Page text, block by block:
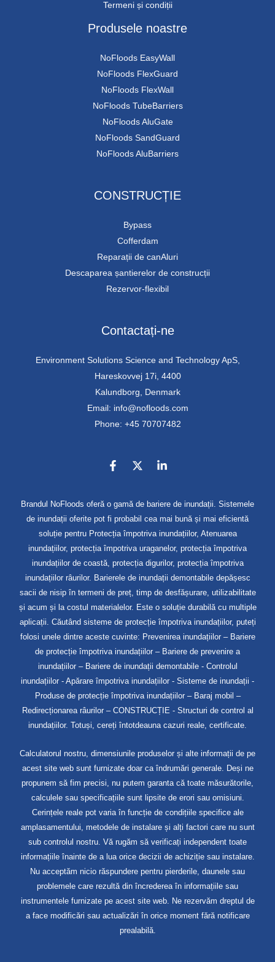
Termeni și condiții
Produsele noastre
NoFloods EasyWall
NoFloods FlexGuard
NoFloods FlexWall
NoFloods TubeBarriers
NoFloods AluGate
NoFloods SandGuard
NoFloods AluBarriers
CONSTRUCȚIE
Bypass
Cofferdam
Reparații de canAluri
Descaparea șantierelor de construcții
Rezervor-flexibil
Contactați-ne
Environment Solutions Science and Technology ApS,
Hareskovvej 17i, 4400
Kalundborg, Denmark
Email: info@nofloods.com
Phone: +45 70707482
Brandul NoFloods oferă o gamă de bariere de inundații. Sistemele
de inundații oferite pot fi probabil cea mai bună și mai eficientă
soluție pentru Protecția împotriva inundațiilor, Atenuarea
inundațiilor, protecția împotriva uraganelor, protecția împotriva
inundațiilor de coastă, protecția digurilor, protecția împotriva
inundațiilor râurilor. Barierele de inundații demontabile depășesc
sacii de nisip în termeni de preț, timp de desfășurare, utilizabilitate
și acum și la costul materialelor. Este o soluție durabilă cu multiple
aplicații. Căutând sisteme de protecție împotriva inundațiilor, puteți
folosi unele dintre aceste cuvinte: Prevenirea inundațiilor – Bariere
de protecție împotriva inundațiilor – Bariere de prevenire a
inundațiilor – Bariere de inundații demontabile - Controlul
inundațiilor - Apărare împotriva inundațiilor - Sisteme de inundații -
Produse de protecție împotriva inundațiilor – Baraj mobil –
Redirecționarea râurilor – CONSTRUCȚIE - Structuri de control al
inundațiilor. Totuși, cereți întotdeauna cazuri reale, certificate.
Calculatorul nostru, dimensiunile produselor și alte informații de pe
acest site web sunt furnizate doar ca îndrumări generale. Deși ne
propunem să fim precisi, nu putem garanta că toate măsurătorile,
calculele sau specificațiile sunt lipsite de erori sau omisiuni.
Cerințele reale pot varia în funcție de condițiile specifice ale
amplasamentului, metodele de instalare și alți factori care nu sunt
sub controlul nostru. Vă rugăm să verificați independent toate
informațiile înainte de a lua orice decizii de achiziție sau instalare.
Nu acceptăm nicio răspundere pentru pierderile, daunele sau
problemele care rezultă din încrederea în informațiile sau
instrumentele furnizate pe acest site web. Ne rezervăm dreptul de
a face modificări sau actualizări în orice moment fără notificare
prealabilă.